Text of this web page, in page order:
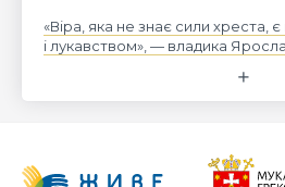
«Віра, яка не знає сили хреста,
і лукавством», — владика